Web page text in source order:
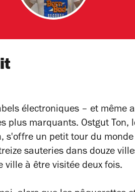
électroniques – et même
plus marquants. Ostgut Ton,
s'offre un petit tour du
sauteries dans douze
ville à être visitée deux fois.